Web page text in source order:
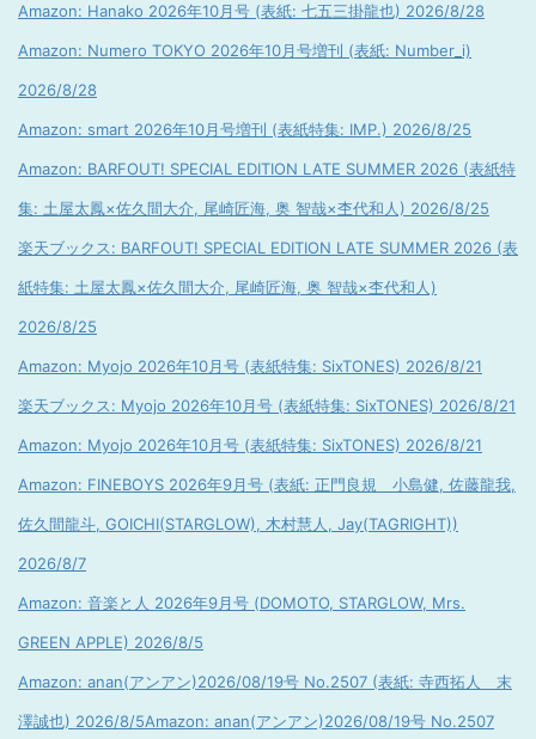
Amazon: Hanako 2026年10月号 (表紙: 七五三掛龍也) 2026/8/28
Amazon: Numero TOKYO 2026年10月号増刊 (表紙: Number_i)
2026/8/28
Amazon: smart 2026年10月号増刊 (表紙特集: IMP.) 2026/8/25
Amazon: BARFOUT! SPECIAL EDITION LATE SUMMER 2026 (表紙特
集: 土屋太鳳×佐久間大介, 尾崎匠海, 奥 智哉×杢代和人) 2026/8/25
楽天ブックス: BARFOUT! SPECIAL EDITION LATE SUMMER 2026 (表
紙特集: 土屋太鳳×佐久間大介, 尾崎匠海, 奥 智哉×杢代和人)
2026/8/25
Amazon: Myojo 2026年10月号 (表紙特集: SixTONES) 2026/8/21
楽天ブックス: Myojo 2026年10月号 (表紙特集: SixTONES) 2026/8/21
Amazon: Myojo 2026年10月号 (表紙特集: SixTONES) 2026/8/21
Amazon: FINEBOYS 2026年9月号 (表紙: 正門良規 小島健, 佐藤龍我,
佐久間龍斗, GOICHI(STARGLOW), 木村慧人, Jay(TAGRIGHT))
2026/8/7
Amazon: 音楽と人 2026年9月号 (DOMOTO, STARGLOW, Mrs.
GREEN APPLE) 2026/8/5
Amazon: anan(アンアン)2026/08/19号 No.2507 (表紙: 寺西拓人 末
澤誠也) 2026/8/5Amazon: anan(アンアン)2026/08/19号 No.2507